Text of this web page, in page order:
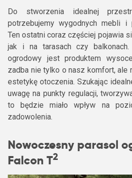
Do stworzenia idealnej
potrzebujemy wygodnych mebli i
Ten ostatni coraz częściej pojawia
jak i na tarasach czy balkonach.
ogrodowy jest produktem
zadba nie tylko o nasz komfort, ale
estetykę otoczenia. Szukając
uwagę na punkty regulacji,
to będzie miało wpływ na
zadowolenia.
Nowoczesny parasol
Falcon T2